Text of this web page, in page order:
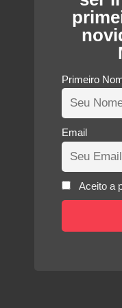
Primeiro
Email
Aceito a